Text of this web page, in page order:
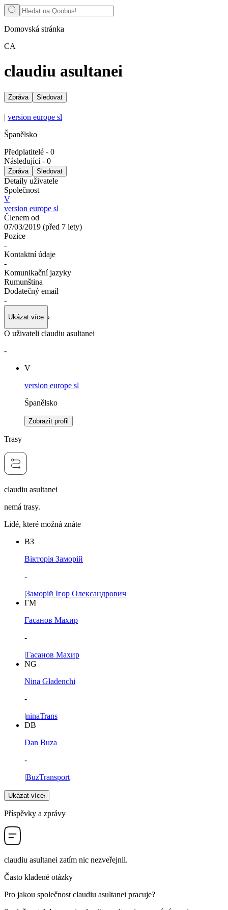
Domovská stránka
CA
claudiu asultanei
Zpráva Sledovat
| version europe sl
Španělsko
Předplatitelé - 0
Následující- 0
Zpráva Sledovat
Detaily uživatele
Společnost
V
version europe sl
Členem od
07/03/2019 (před 7 lety)
Pozice
-
Kontaktní údaje
-
Komunikační jazyky
Rumunština
Dodatečný email
-
Ukázat více
O uživateli claudiu asultanei
-
V
version europe sl
Španělsko
Zobrazit profil
Trasy
claudiu asultanei
nemá trasy.
Lidé, které možná znáte
ВЗ
Вікторія Заморій
-
|Заморій Ігор Олександрович
ГМ
Гасанов Махир
-
|Гасанов Махир
NG
Nina Gladenchi
-
|ninaTrans
DB
Dan Buza
-
|BuzTransport
Ukázat více
Příspěvky a zprávy
claudiu asultanei zatím nic nezveřejnil.
Často kladené otázky
Pro jakou společnostclaudiu asultanei pracuje?